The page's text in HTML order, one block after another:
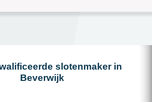
slotenmaker in
Beverwijk